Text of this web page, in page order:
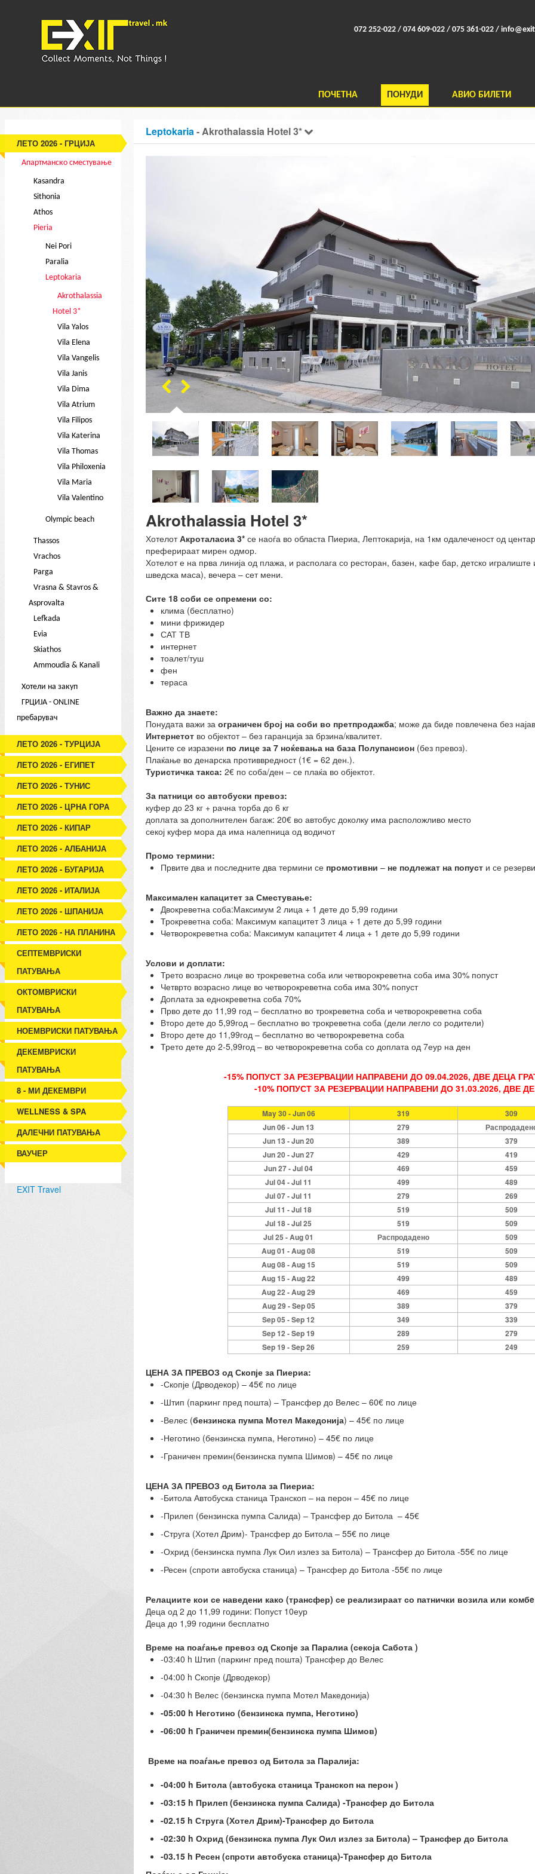
072 252-022 / 074 609-022 / 075 361-022 /
ПОЧЕТНА ПОНУДИ АВИО БИЛЕТИ
ЛЕТО 2026 - ГРЦИЈА
Апартманско сместување
Kasandra
Sithonia
Athos
Pieria
Nei Pori
Paralia
Leptokaria
Akrothalassia
Hotel 3*
Vila Yalos
Vila Elena
Vila Vangelis
Vila Janis
Vila Dima
Vila Atrium
Vila Filipos
Vila Katerina
Vila Thomas
Vila Philoxenia
Vila Maria
Vila Valentino
Olympic beach
Thassos
Vrachos
Parga
Vrasna & Stavros &
Asprovalta
Lefkada
Evia
Skiathos
Ammoudia & Kanali
Хотели на закуп
ГРЦИЈА - ONLINE
пребарувач
ЛЕТО 2026 - ТУРЦИЈА
ЛЕТО 2026 - ЕГИПЕТ
ЛЕТО 2026 - ТУНИС
ЛЕТО 2026 - ЦРНА ГОРА
ЛЕТО 2026 - КИПАР
ЛЕТО 2026 - АЛБАНИЈА
ЛЕТО 2026 - БУГАРИЈА
ЛЕТО 2026 - ИТАЛИЈА
ЛЕТО 2026 - ШПАНИЈА
ЛЕТО 2026 - НА ПЛАНИНА
СЕПТЕМВРИСКИ
ПАТУВАЊА
ОКТОМВРИСКИ
ПАТУВАЊА
НОЕМВРИСКИ ПАТУВАЊА
ДЕКЕМВРИСКИ
ПАТУВАЊА
8 - МИ ДЕКЕМВРИ
WELLNESS & SPA
ДАЛЕЧНИ ПАТУВАЊА
ВАУЧЕР
EXIT Travel
Leptokaria- Akrothalassia Hotel 3*
Akrothalassia Hotel 3*
ХотелотАкроталасиа 3*се наоѓа во областа Пиериа, Лептокарија, на 1км одалеченост од
преферираат мирен одмор.
Хотелот е на прва линија од плажа, и располага со ресторан, базен, кафе бар, детско
шведска маса), вечера – сет мени.
Сите 18 соби се опремени со:
клима (бесплатно)
мини фрижидер
САТ ТВ
интернет
тоалет/туш
фен
тераса
Важно да знаете:
Понудата важи за ограничен број на соби во претпродажба; може да биде повлечена без
Интернетотво објектот – без гаранција за брзина/квалитет.
Цените се изразени по лице за 7 ноќевања на база Полупансион(без превоз).
Плаќање во денарска противвредност (1€ = 62 ден.).
Туристичка такса: 2€ по соба/ден – се плаќа во објектот.
За патници со автобуски превоз:
куфер до 23 кг + рачна торба до 6 кг
доплата за дополнителен багаж: 20€ во автобус доколку има расположливо место
секој куфер мора да има налепница од водичот
Промо термини:
Првите два и последните два термини се промотивни – не подлежат на попусти се
Максимален капацитет за Сместување:
Двокреветна соба:Максимум 2 лица + 1 дете до 5,99 години
Трокреветна соба: Максимум капацитет 3 лица + 1 дете до 5,99 години
Четворокреветна соба: Максимум капацитет 4 лица + 1 дете до 5,99 години
Услови и доплати:
Трето возрасно лице во трокреветна соба или четворокреветна соба има 30% попуст
Четврто возрасно лице во четворокреветна соба има 30% попуст
Доплата за еднокреветна соба 70%
Прво дете до 11,99 год – бесплатно во трокреветна соба и четворокреветна соба
Второ дете до 5,99год – бесплатно во трокреветна соба (дели легло со родители)
Второ дете до 11,99год – бесплатно во четворокреветна соба
Трето дете до 2-5,99год – во четворокреветна соба со доплата од 7еур на ден
-15% ПОПУСТ ЗА РЕЗЕРВАЦИИ НАПРАВЕНИ ДО 09.04.2026, ДВЕ ДЕЦА
-10% ПОПУСТ ЗА РЕЗЕРВАЦИИ НАПРАВЕНИ ДО 31.03.2026, ДВЕ
May 30 - Jun 06 319
309
Jun 06 - Jun 13
279
Jun 13 - Jun 20
389
379
Jun 20 - Jun 27
429
419
Jun 27 - Jul 04
469
459
Jul 04 - Jul 11
499
489
Jul 07 - Jul 11
279
269
Jul 11 - Jul 18
519
509
Jul 18 - Jul 25
519
509
Jul 25 - Aug 01
Распродадено
509
Aug 01 - Aug 08
519
509
Aug 08 - Aug 15
519
509
Aug 15 - Aug 22
499
489
Aug 22 - Aug 29
469
459
Aug 29 - Sep 05
389
379
Sep 05 - Sep 12
349
339
Sep 12 - Sep 19
289
279
Sep 19 - Sep 26
259 249
ЦЕНА ЗА ПРЕВОЗ од Скопје за Пиериа:
-Скопје (Дрводекор) – 45€ по лице
-Штип (паркинг пред пошта) – Трансфер до Велес – 60€ по лице
-Велес (бензинска пумпа Мотел Македонија) – 45€ по лице
-Неготино (бензинска пумпа, Неготино) – 45€ по лице
-Граничен премин(бензинска пумпа Шимов) – 45€ по лице
ЦЕНА ЗА ПРЕВОЗ од Битола за Пиериа:
-Битола Автобуска станица Транскоп – на перон – 45€ по лице
-Прилеп (бензинска пумпа Салида) – Трансфер до Битола – 45€
-Струга (Хотел Дрим)- Трансфер до Битола – 55€ по лице
-Охрид (бензинска пумпа Лук Оил излез за Битола) – Трансфер до Битола -55€ по лице
-Ресен (спроти автобуска станица) – Трансфер до Битола -55€ по лице
Релациите кои се наведени како (трансфер) се реализираат со патнички возила или комбe
Деца од 2 до 11,99 години: Попуст 10еур
Деца до 1,99 години бесплатно
Време на поаѓање превоз од Скопје за Паралиа (секоја Сабота )
-03:40 h Штип (паркинг пред пошта) Трансфер до Велес
-04:00 h Скопје (Дрводекор)
-04:30 h Велес (бензинска пумпа Мотел Македонија)
-05:00 h Неготино (бензинска пумпа, Неготино)
-06:00 h Граничен премин(бензинска пумпа Шимов)
Време на поаѓање превоз од Битола за Паралија:
-04:00 h Битола (автобуска станица Транскоп на перон )
-03:15 h Прилеп (бензинска пумпа Салида) -Трансфер до Битола
-02.15 h Струга (Хотел Дрим)-Трансфер до Битола
-02:30 h Охрид (бензинска пумпа Лук Оил излез за Битола) – Трансфер до Битола
-03.15 h Ресен (спроти автобуска станица)-Трансфер до Битола